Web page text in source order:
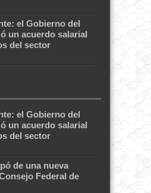
el Gobierno del
un acuerdo salarial
del sector
el Gobierno del
un acuerdo salarial
del sector
de una nueva
Federal de